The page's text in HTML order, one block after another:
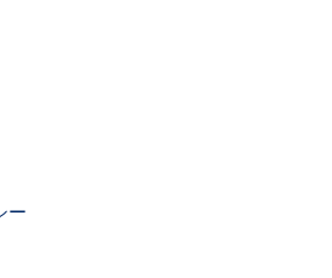
ー